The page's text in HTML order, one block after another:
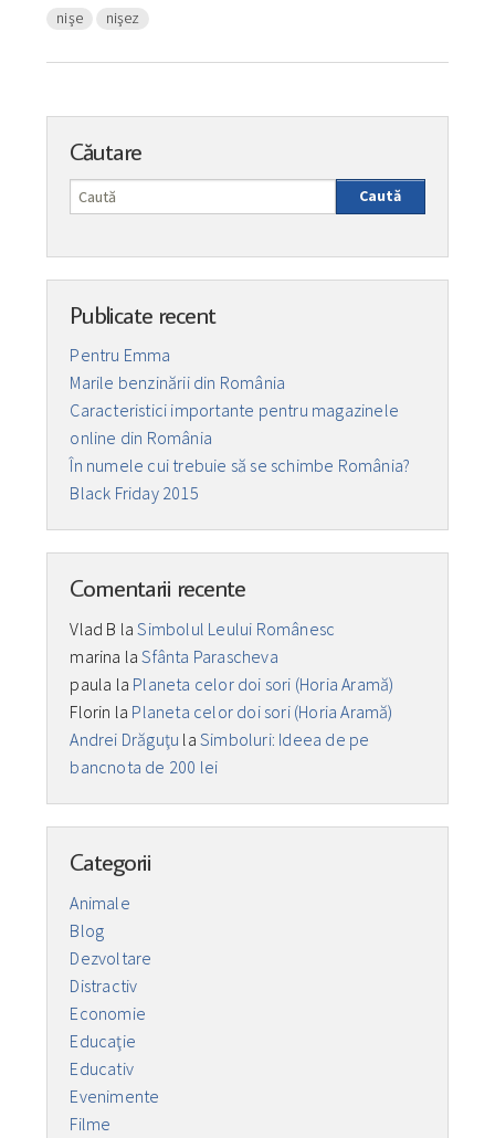
nişe
nişez
Căutare
Caută
Publicate recent
Pentru Emma
Marile benzinării din România
Caracteristici importante pentru magazinele
online din România
În numele cui trebuie să se schimbe România?
Black Friday 2015
Comentarii recente
Vlad B laSimbolul Leului Românesc
marina laSfânta Parascheva
paula la Planeta celor doi sori (Horia Aramă)
Florin la Planeta celor doi sori (Horia Aramă)
Andrei Drăguţu laSimboluri: Ideea de pe
bancnota de 200 lei
Categorii
Animale
Blog
Dezvoltare
Distractiv
Economie
Educaţie
Educativ
Evenimente
Filme